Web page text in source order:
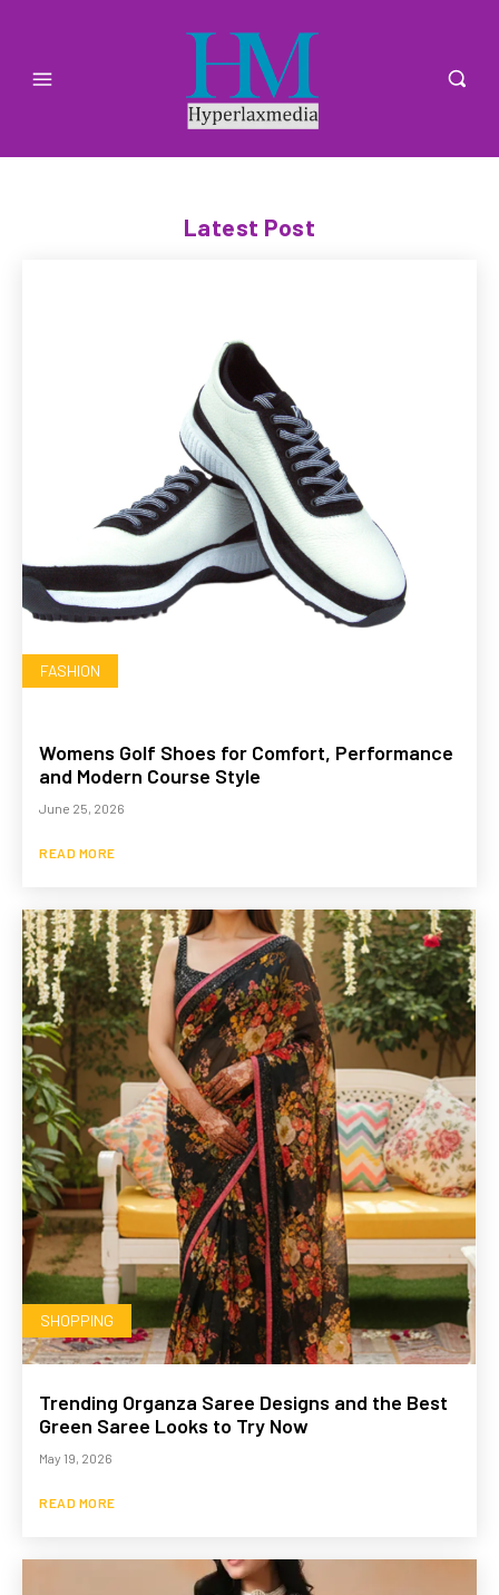
Latest Post
FASHION
Womens Golf Shoes for Comfort, Performance
and Modern Course Style
June 25, 2026
READ MORE
SHOPPING
Trending Organza Saree Designs and the Best
Green Saree Looks to Try Now
May 19, 2026
READ MORE